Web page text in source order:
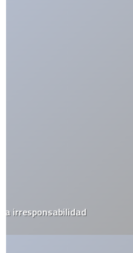
Lugares para conocer pareja